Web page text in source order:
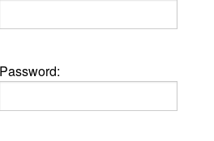
Password: